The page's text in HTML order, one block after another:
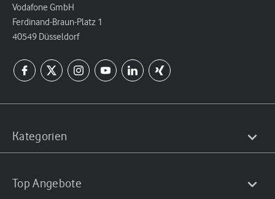
Vodafone GmbH
Ferdinand-Braun-Platz 1
40549 Düsseldorf
Kategorien
Top Angebote